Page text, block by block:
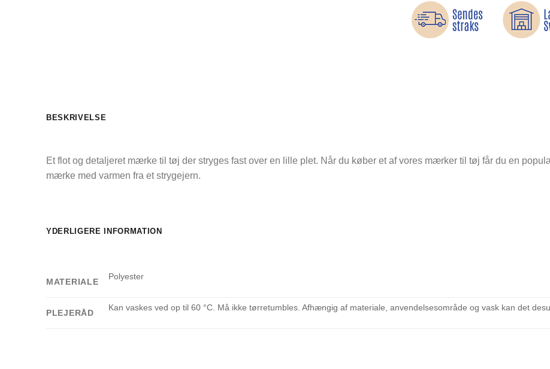
BESKRIVELSE
Et flot og detaljeret mærke til tøj der stryges fast over en lille plet. Når du køber et af vores mærker til tøj får du en
mærke med varmen fra et strygejern.
YDERLIGERE INFORMATION
MATERIALE
Polyester
PLEJERÅD
Kan vaskes ved op til 60 °C. Må ikke tørretumbles. Afhængig af materiale, anvendelsesområde og vask kan det